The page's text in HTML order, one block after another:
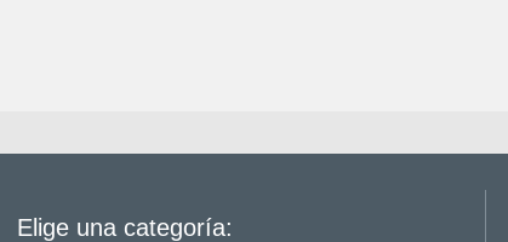
Elige una categoría: